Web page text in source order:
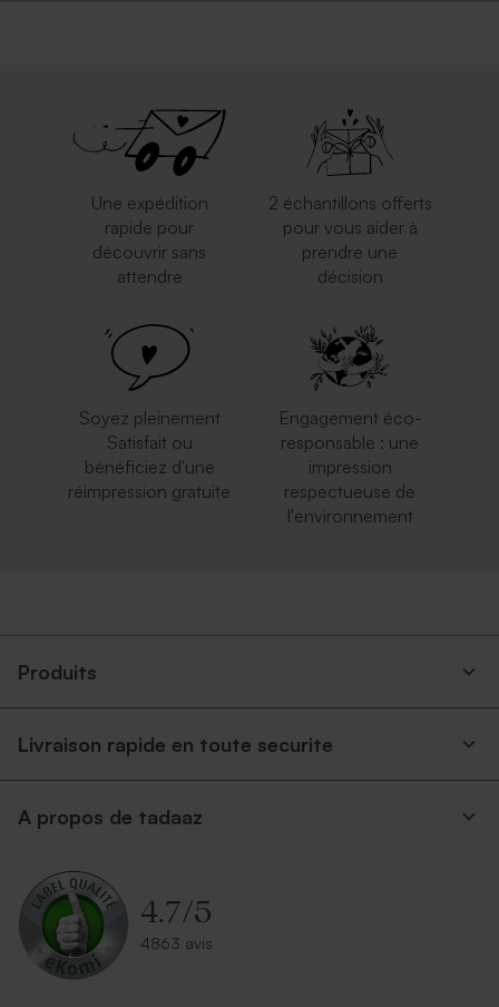
Une expédition
rapide pour
découvrir sans
attendre
2 échantillons offerts
pour vous aider à
prendre une
décision
Soyez pleinement
Satisfait ou
bénéficiez d'une
réimpression gratuite
Engagement éco-
responsable : une
impression
respectueuse de
l'environnement
Produits
Livraison rapide en toute securite
A propos de tadaaz
4.7/5
4863 avis